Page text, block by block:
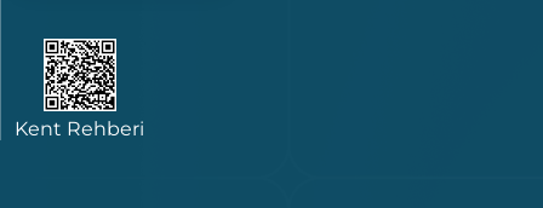
Kent Rehberi